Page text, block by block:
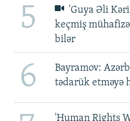
5
'Guya Əli
keçmiş
bilər
6
Bayramov:
tədarük etməyə
'Human Rights